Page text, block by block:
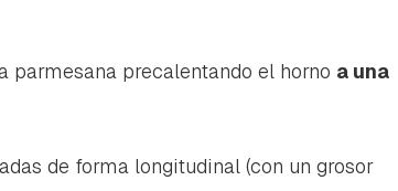
parmesana precalentando el horno a una
de forma longitudinal (con un grosor